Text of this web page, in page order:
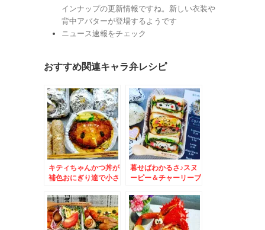
インナップの更新情報ですね。新しい衣装や
背中アバターが登場するようです
ニュース速報をチェック
おすすめ関連キャラ弁レシピ
キティちゃんかつ丼が
補色おにぎり達で小さ
島印さんの「タコキム
チ」！！
暮せばわかるさ♪スヌ
ーピー＆チャーリーブ
弁当☆